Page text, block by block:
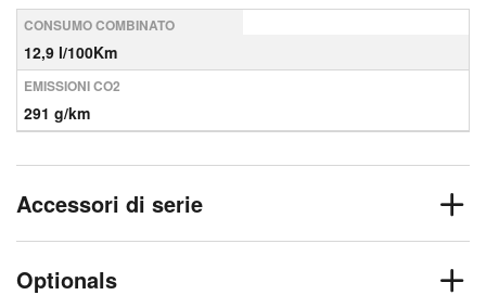
CONSUMO COMBINATO
12,9 l/100Km
EMISSIONI CO2
291 g/km
Accessori di serie
Optionals